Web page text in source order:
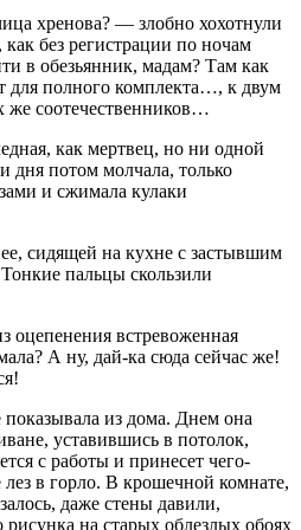
хренова? — злобно хохотнули
без регистрации по ночам
в обезьянник, мадам? Там как
для полного комплекта…, к двум
соотечественников…
как мертвец, но ни одной
дня потом молчала, только
и сжимала кулаки
сидящей на кухне с застывшим
пальцы скользили
встревоженная
А ну, дай-ка сюда сейчас же!
из дома. Днем она
уставившись в потолок,
с работы и принесет чего-
в горло. В крошечной комнате,
даже стены давили,
на старых облезлых обоях